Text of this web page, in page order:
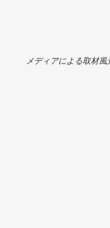
メディアによる取材風